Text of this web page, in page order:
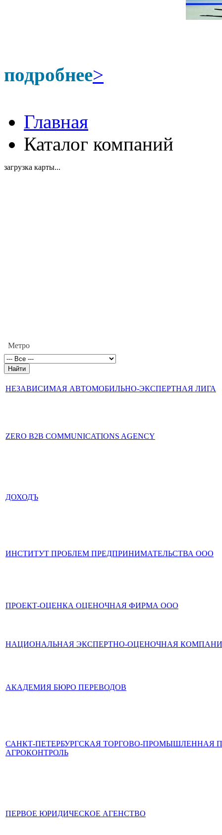
подробнее>
Главная
Каталог компаний
загрузка карты...
Метро
НЕЗАВИСИМАЯ АВТОМОБИЛЬНО-ЭКСПЕРТНАЯ ЛИГА
ZERO B2B COMMUNICATIONS AGENCY
ДОХОДЪ
ИНСТИТУТ ПРОБЛЕМ ПРЕДПРИНИМАТЕЛЬСТВА ООО
ПРОЕКТ-ОЦЕНКА ОЦЕНОЧНАЯ ФИРМА ООО
НАЦИОНАЛЬНАЯ ЭКСПЕРТНО-ОЦЕНОЧНАЯ
АКАДЕМИЯ БЮРО ПЕРЕВОДОВ
САНКТ-ПЕТЕРБУРГСКАЯ ТОРГОВО-ПРОМЫШЛЕННАЯ
АГРОКОНТРОЛЬ
ПЕРВОЕ ЮРИДИЧЕСКОЕ АГЕНСТВО